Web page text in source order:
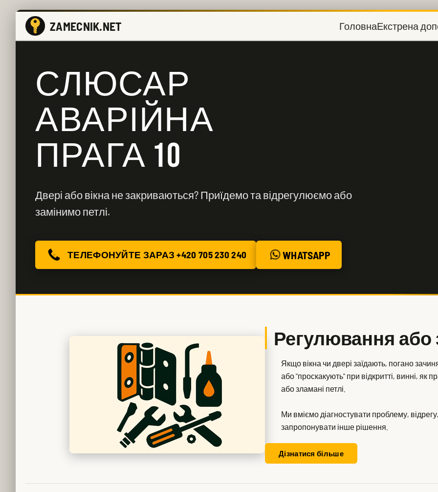
ZAMECNIK.NET ГоловнаЕкстрена
СЛЮСАР
АВАРІЙНА
ПРАГА 10
Двері або вікна не закриваються? Приїдемо та відрегулюємо або
замінимо петлі.
ТЕЛЕФОНУЙТЕ ЗАРАЗ +420 705 230 240 WHATSAPP
Регулювання або
Якщо вікна чи двері заїдають, погано
або "проскакують" при відкритті, винні, як
або зламані петлі.
Ми вміємо діагностувати проблему,
запропонувати інше рішення.
Дізнатися більше